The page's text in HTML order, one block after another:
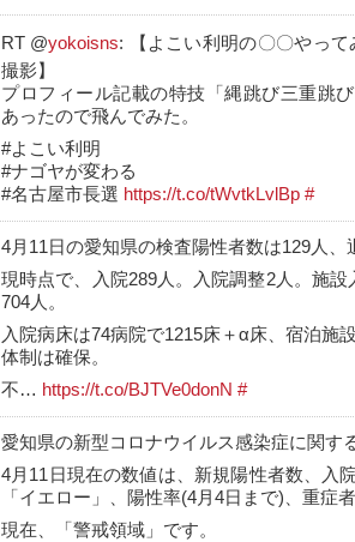
RT @yokoisns: 【よこい利明の〇〇やって
撮影】
プロフィール記載の特技「縄跳び三重跳
あったので飛んでみた。
#よこい利明
#ナゴヤが変わる
#名古屋市長選 https://t.co/tWvtkLvlBp #
4月11日の愛知県の検査陽性者数は129人、
現時点で、入院289人。入院調整2人。施設
704人。
入院病床は74病院で1215床＋α床、宿泊施
体制は確保。
不… https://t.co/BJTVe0donN #
愛知県の新型コロナウイルス感染症に関す
4月11日現在の数値は、新規陽性者数、入
「イエロー」、陽性率(4月4日まで)、重症
現在、「警戒領域」です。